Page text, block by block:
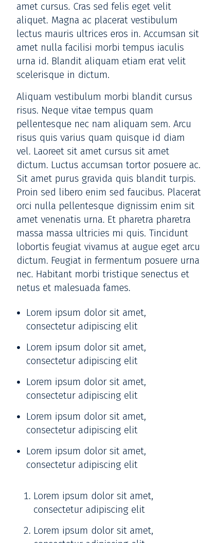
amet cursus. Cras sed felis eget velit
aliquet. Magna ac placerat vestibulum
lectus mauris ultrices eros in. Accumsan sit
amet nulla facilisi morbi tempus iaculis
urna id. Blandit aliquam etiam erat velit
scelerisque in dictum.
Aliquam vestibulum morbi blandit cursus
risus. Neque vitae tempus quam
pellentesque nec nam aliquam sem. Arcu
risus quis varius quam quisque id diam
vel. Laoreet sit amet cursus sit amet
dictum. Luctus accumsan tortor posuere ac.
Sit amet purus gravida quis blandit turpis.
Proin sed libero enim sed faucibus. Placerat
orci nulla pellentesque dignissim enim sit
amet venenatis urna. Et pharetra pharetra
massa massa ultricies mi quis. Tincidunt
lobortis feugiat vivamus at augue eget arcu
dictum. Feugiat in fermentum posuere urna
nec. Habitant morbi tristique senectus et
netus et malesuada fames.
Lorem ipsum dolor sit amet,
consectetur adipiscing elit
Lorem ipsum dolor sit amet,
consectetur adipiscing elit
Lorem ipsum dolor sit amet,
consectetur adipiscing elit
Lorem ipsum dolor sit amet,
consectetur adipiscing elit
Lorem ipsum dolor sit amet,
consectetur adipiscing elit
Lorem ipsum dolor sit amet,
consectetur adipiscing elit
Lorem ipsum dolor sit amet,